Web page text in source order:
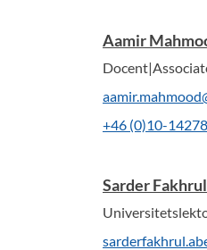
Aamir
+46 (0)10-
Sarder